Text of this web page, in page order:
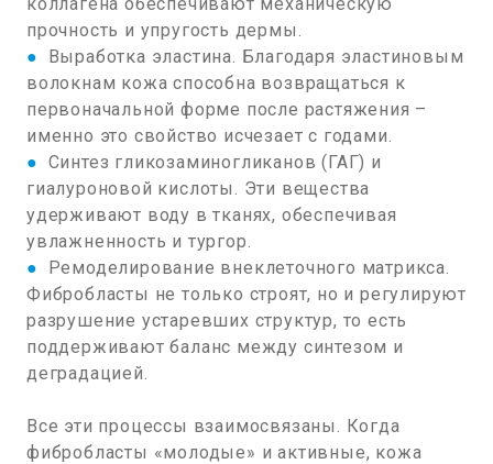
прочность и упругость дермы.
● Выработка эластина. Благодаря эластиновым
волокнам кожа способна возвращаться к
первоначальной форме после растяжения –
именно это свойство исчезает с годами.
● Синтез гликозаминогликанов (ГАГ) и
гиалуроновой кислоты. Эти вещества
удерживают воду в тканях, обеспечивая
увлажненность и тургор.
● Ремоделирование внеклеточного матрикса.
Фибробласты не только строят, но и регулируют
разрушение устаревших структур, то есть
поддерживают баланс между синтезом и
деградацией.
Все эти процессы взаимосвязаны. Когда
фибробласты «молодые» и активные, кожа